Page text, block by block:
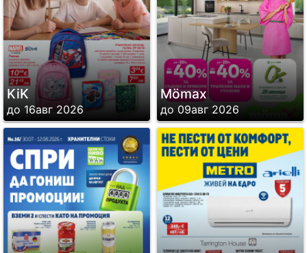
KiK
до 16авг 2026
Mömax
до 09авг 2026